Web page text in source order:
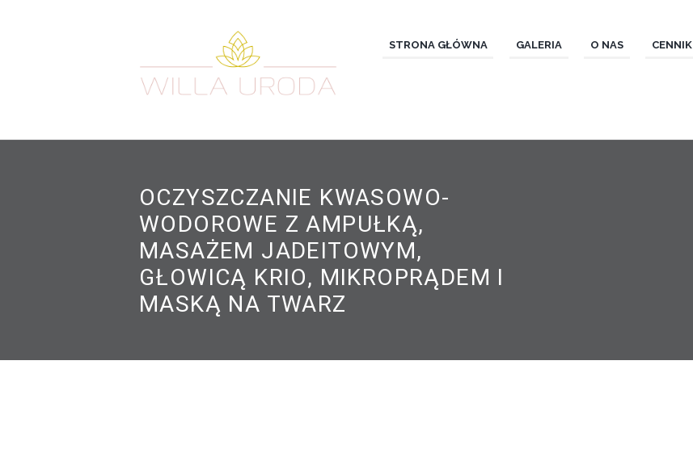
STRONA GŁÓWNA GALERIA O NAS CENNIK
OCZYSZCZANIE KWASOWO-
WODOROWE Z AMPUŁKĄ,
MASAŻEM JADEITOWYM,
GŁOWICĄ KRIO, MIKROPRĄDEM I
MASKĄ NA TWARZ